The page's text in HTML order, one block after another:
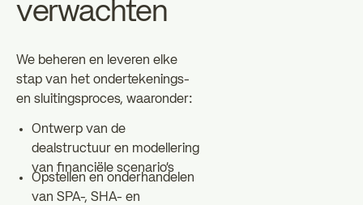
verwachten
We beheren en leveren elke
stap van het ondertekenings-
en sluitingsproces, waaronder:
Ontwerp van de
dealstructuur en modellering
van financiële scenario's
Opstellen en onderhandelen
van SPA-, SHA- en